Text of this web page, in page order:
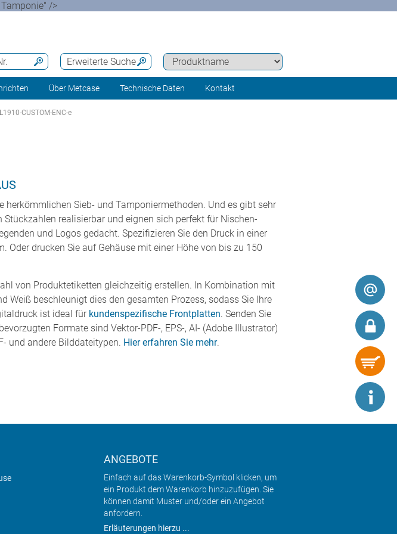
/>
Erweiterte Suche
Über Metcase Technische Daten Kontakt
CUSTOM-ENC-e
Sieb- und Tamponiermethoden. Und es gibt sehr
realisierbar und eignen sich perfekt für Nischen-
und Logos gedacht. Spezifizieren Sie den Druck in einer
drucken Sie auf Gehäuse mit einer Höhe von bis zu 150
von Produktetiketten gleichzeitig erstellen. In Kombination mit
Weiß beschleunigt dies den gesamten Prozess, sodass Sie Ihre
ist ideal für kundenspezifische Frontplatten. Senden Sie
Formate sind Vektor-PDF-, EPS-, AI- (Adobe Illustrator)
und andere Bilddateitypen. Hier erfahren Sie mehr.
ANGEBOTE
Einfach auf das Warenkorb-Symbol klicken, um
ein Produkt dem Warenkorb hinzuzufügen. Sie
können damit Muster und/oder ein Angebot
anfordern.
Erläuterungen hierzu ...